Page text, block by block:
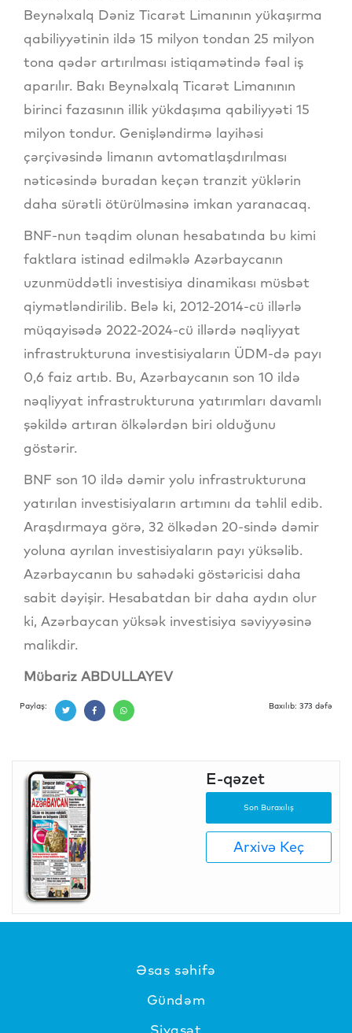
Beynəlxalq Dəniz Ticarət Limanının yükaşırma
qabiliyyətinin ildə 15 milyon tondan 25 milyon
tona qədər artırılması istiqamətində fəal iş
aparılır. Bakı Beynəlxalq Ticarət Limanının
birinci fazasının illik yükdaşıma qabiliyyəti 15
milyon tondur. Genişləndirmə layihəsi
çərçivəsində limanın avtomatlaşdırılması
nəticəsində buradan keçən tranzit yüklərin
daha sürətli ötürülməsinə imkan yaranacaq.
BNF-nun təqdim olunan hesabatında bu kimi
faktlara istinad edilməklə Azərbaycanın
uzunmüddətli investisiya dinamikası müsbət
qiymətləndirilib. Belə ki, 2012-2014-cü illərlə
müqayisədə 2022-2024-cü illərdə nəqliyyat
infrastrukturuna investisiyaların ÜDM-də payı
0,6 faiz artıb. Bu, Azərbaycanın son 10 ildə
nəqliyyat infrastrukturuna yatırımları davamlı
şəkildə artıran ölkələrdən biri olduğunu
göstərir.
BNF son 10 ildə dəmir yolu infrastrukturuna
yatırılan investisiyaların artımını da təhlil edib.
Araşdırmaya görə, 32 ölkədən 20-sində dəmir
yoluna ayrılan investisiyaların payı yüksəlib.
Azərbaycanın bu sahədəki göstəricisi daha
sabit dəyişir. Hesabatdan bir daha aydın olur
ki, Azərbaycan yüksək investisiya səviyyəsinə
malikdir.
Mübariz ABDULLAYEV
Paylaş: Baxılıb: 373 dəfə
E-qəzet
Son Buraxılış
Arxivə Keç
Əsas səhifə
Gündəm
Siyasət